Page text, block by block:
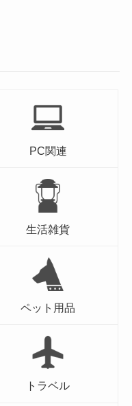
PC関連
生活雑貨
ペット用品
トラベル